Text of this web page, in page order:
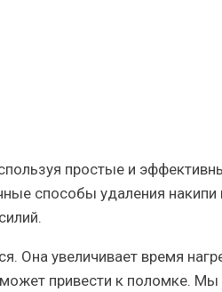
простые и
способы удаления накипи
Она увеличивает время
может привести к поломке. Мы